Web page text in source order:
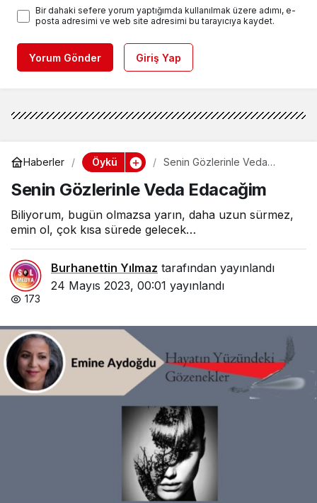
Bir dahaki sefere yorum yaptığımda kullanılmak üzere adımı, e-
posta adresimi ve web site adresimi bu tarayıcıya kaydet.
Yorum Gönder Giriş Yap
Haberler Öykü
Senin Gözlerinle Veda
Senin Gözlerinle Veda Edacağim
Biliyorum, bugün olmazsa yarın, daha uzun sürmez,
emin ol, çok kısa sürede gelecek…
Burhanettin Yılmaz tarafından yayınlandı
24 Mayıs 2023, 00:01 yayınlandı
173